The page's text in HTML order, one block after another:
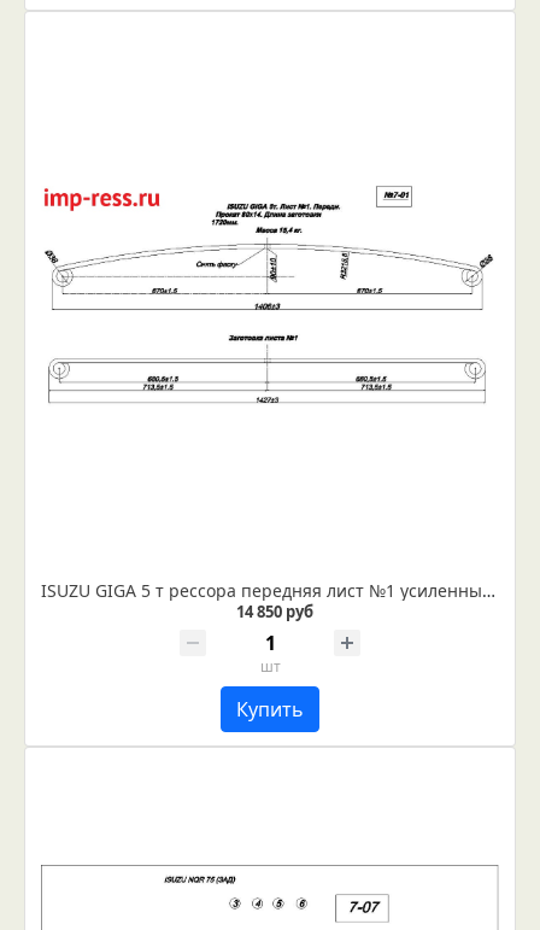
ISUZU GIGA 5 т рессора передняя лист №1 усиленный (Арт. IR 07-01-01) Лист не укомплектован втулками
14 850 руб
шт
Купить